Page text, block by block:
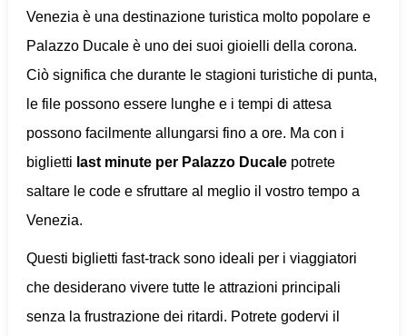
Venezia è una destinazione turistica molto popolare e
Palazzo Ducale è uno dei suoi gioielli della corona.
Ciò significa che durante le stagioni turistiche di punta,
le file possono essere lunghe e i tempi di attesa
possono facilmente allungarsi fino a ore. Ma con i
biglietti last minute per Palazzo Ducalepotrete
saltare le code e sfruttare al meglio il vostro tempo a
Venezia.
Questi biglietti fast-track sono ideali per i viaggiatori
che desiderano vivere tutte le attrazioni principali
senza la frustrazione dei ritardi. Potrete godervi il